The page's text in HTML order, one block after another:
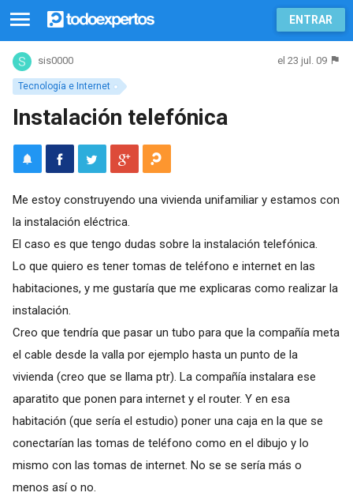
ENTRAR
Tecnología e Internet
sis0000 el 23 jul. 09
Instalación telefónica
Me estoy construyendo una vivienda unifamiliar y estamos con
la instalación eléctrica.
El caso es que tengo dudas sobre la instalación telefónica.
Lo que quiero es tener tomas de teléfono e internet en las
habitaciones, y me gustaría que me explicaras como realizar la
instalación.
Creo que tendría que pasar un tubo para que la compañía meta
el cable desde la valla por ejemplo hasta un punto de la
vivienda (creo que se llama ptr). La compañía instalara ese
aparatito que ponen para internet y el router. Y en esa
habitación (que sería el estudio) poner una caja en la que se
conectarían las tomas de teléfono como en el dibujo y lo
mismo con las tomas de internet. No se se sería más o
menos así o no.